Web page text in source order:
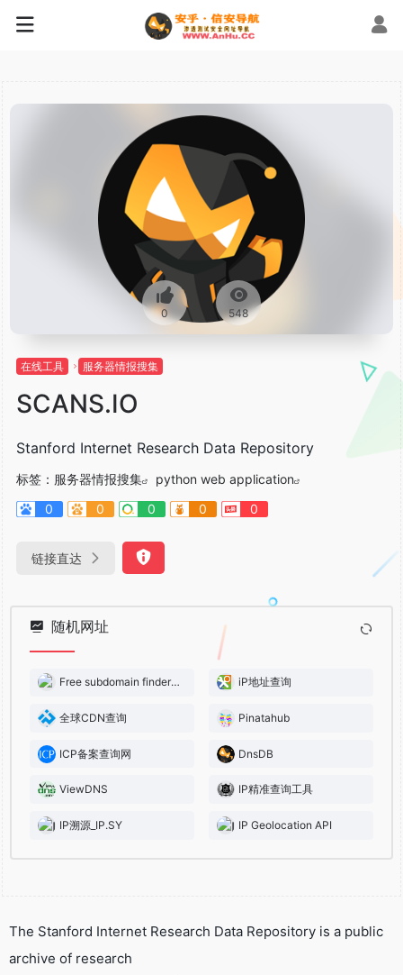
0 548
在线工具 服务器情报搜集
SCANS.IO
Stanford Internet Research Data Repository
标签： 服务器情报搜集
python web application
0
0 0 0 0
链接直达
随机网址
Free subdomain finder online iP地址查询
全球CDN查询 Pinatahub
ICP备案查询网 DnsDB
ViewDNS IP精准查询工具
IP溯源_IP.SY IP Geolocation API
The Stanford Internet Research Data Repository is a public
archive of research